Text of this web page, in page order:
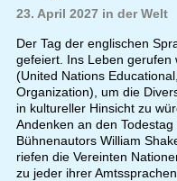
23. April 2027 in der Welt
Der Tag der englischen
gefeiert. Ins Leben gerufen
(United Nations
Organization), um die
in kultureller Hinsicht zu
Andenken an den
Bühnenautors William
riefen die Vereinten
zu jeder ihrer Amtssprachen